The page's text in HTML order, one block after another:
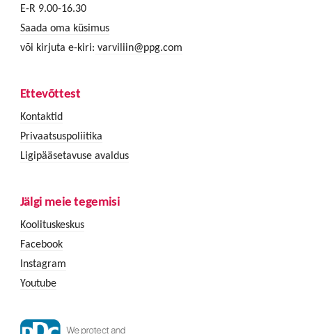
E-R 9.00-16.30
Saada oma küsimus
või kirjuta e-kiri: varviliin@ppg.com
Ettevõttest
Kontaktid
Privaatsuspoliitika
Ligipääsetavuse avaldus
Jälgi meie tegemisi
Koolituskeskus
Facebook
Instagram
Youtube